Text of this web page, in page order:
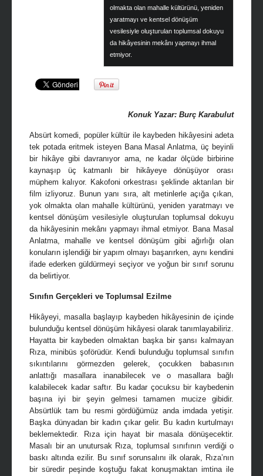
olmakta olan mahalle kültürünü, yeniden
yaratmayı ve kentsel dönüşüm
vesilesiyle oluşturulan toplumsal dokuyu
da hikâyesinin mekânı yapmayı ihmal
etmiyor.
Konuk Yazar: Burç Karabulut
Absürt komedi, popüler kültür ile kaybeden hikâyesini adeta
tek potada eritmek isteyen Bana Masal Anlatma, üç beyinli
bir hikâye gibi davranıyor ama, ne kadar ölçüde birbirine
kaynaşıp üç katmanlı bir hikâyeye dönüşüyor orası
müphem kalıyor. Kakofoni orkestrası şeklinde aktarılan bir
film izliyoruz. Bunun yanı sıra, alt metinlerle açığa çıkan,
yok olmakta olan mahalle kültürünü, yeniden yaratmayı ve
kentsel dönüşüm vesilesiyle oluşturulan toplumsal dokuyu
da hikâyesinin mekânı yapmayı ihmal etmiyor. Bana Masal
Anlatma, mahalle ve kentsel dönüşüm gibi ağırlığı olan
konuların işlendiği bir yapım olmayı başarırken, aynı kendini
ifade ederken güldürmeyi seçiyor ve yoğun bir sınıf sorunu
da belirtiyor.
Sınıfın Gerçekleri ve Toplumsal Ezilme
Hikâyeyi, masalla başlayıp kaybeden hikâyesinin de içinde
bulunduğu kentsel dönüşüm hikâyesi olarak tanımlayabiliriz.
Hayatta bir kaybeden olmaktan başka bir şansı kalmayan
Rıza, minibüs şoförüdür. Kendi bulunduğu toplumsal sınıfın
sıkıntılarını görmezden gelerek, çocukken babasının
anlattığı masallara inanabilecek ve o masallara bağlı
kalabilecek kadar saftır. Bu kadar çocuksu bir kaybedenin
başına iyi bir şeyin gelmesi tamamen mucize gibidir.
Absürtlük tam bu resmi gördüğümüz anda imdada yetişir.
Başka dünyadan bir kadın çıkar gelir. Bu kadın kurtulmayı
beklemektedir. Rıza için hayat bir masala dönüşecektir.
Masalı bir an unutursak Rıza, toplumsal sınıfının verdiği o
baskı altında ezilir. Bu sınıf sorunsalını ilk olarak, Rıza’nın
bir süredir peşinde koştuğu fakat konuşmaktan imtina ile